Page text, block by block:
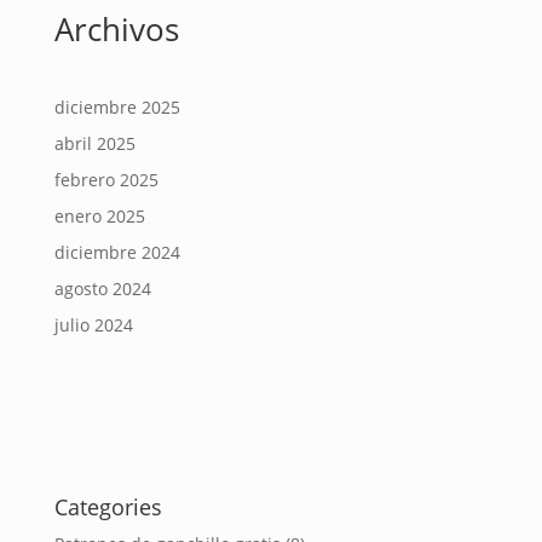
Archivos
diciembre 2025
abril 2025
febrero 2025
enero 2025
diciembre 2024
agosto 2024
julio 2024
Categories